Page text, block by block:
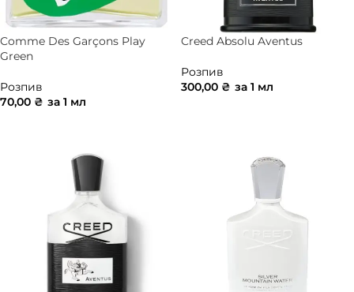
Comme Des Garçons Play
Green
Розпив
70,00 ₴ за 1 мл
Creed Absolu Aventus
Розпив
300,00 ₴ за 1 мл